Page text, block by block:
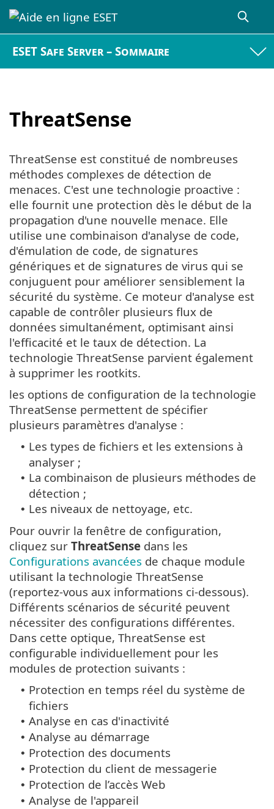
ESET Safe Server – Sommaire
ThreatSense
ThreatSense est constitué de nombreuses
méthodes complexes de détection de
menaces. C'est une technologie proactive :
elle fournit une protection dès le début de la
propagation d'une nouvelle menace. Elle
utilise une combinaison d'analyse de code,
d'émulation de code, de signatures
génériques et de signatures de virus qui se
conjuguent pour améliorer sensiblement la
sécurité du système. Ce moteur d'analyse est
capable de contrôler plusieurs flux de
données simultanément, optimisant ainsi
l'efficacité et le taux de détection. La
technologie ThreatSense parvient également
à supprimer les rootkits.
les options de configuration de la technologie
ThreatSense permettent de spécifier
plusieurs paramètres d'analyse :
• Les types de fichiers et les extensions à
analyser ;
• La combinaison de plusieurs méthodes de
détection ;
• Les niveaux de nettoyage, etc.
Pour ouvrir la fenêtre de configuration,
cliquez sur ThreatSense dans les
Configurations avancées de chaque module
utilisant la technologie ThreatSense
(reportez-vous aux informations ci-dessous).
Différents scénarios de sécurité peuvent
nécessiter des configurations différentes.
Dans cette optique, ThreatSense est
configurable individuellement pour les
modules de protection suivants :
• Protection en temps réel du système de
fichiers
• Analyse en cas d'inactivité
• Analyse au démarrage
• Protection des documents
• Protection du client de messagerie
• Protection de l’accès Web
• Analyse de l'appareil